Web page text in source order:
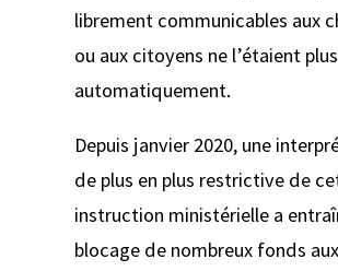
librement communicables aux
ou aux citoyens ne l’étaient plus
automatiquement.
Depuis janvier 2020, une
de plus en plus restrictive de
instruction ministérielle a
blocage de nombreux fonds